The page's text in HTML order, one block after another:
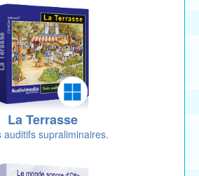
La Terrasse
auditifs supraliminaires.